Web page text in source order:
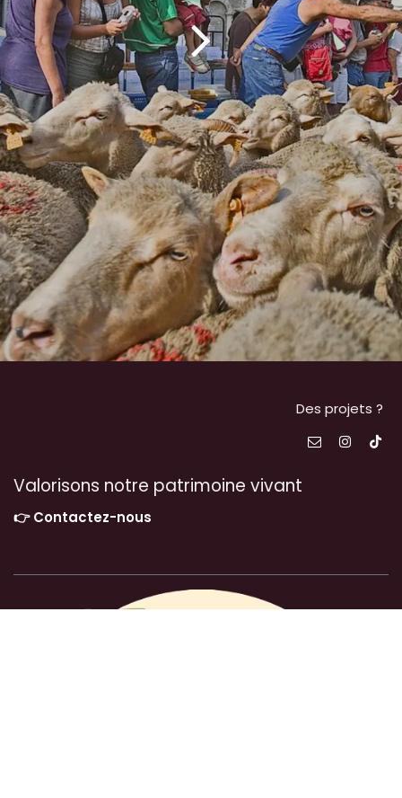
Des projets ?
Valorisons notre patrimoine vivant
👉 Contactez-nous